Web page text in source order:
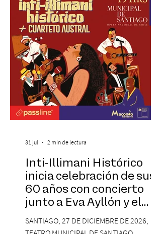
inspirado en el concepto de un museo de
Hollywood, que promete transportar a sus
visitantes a distintos
Inti-Illimani Histórico
inicia celebración de sus
60 años con concierto
junto a Eva Ayllón y el
Cuarteto Austral en el
Teatro Municipal de
SANTIAGO, 27 DE DICIEMBRE DE 2026,
31 jul 2 min de lectura